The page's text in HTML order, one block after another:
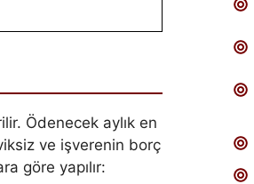
Ödenecek aylık en
ve işverenin borç
göre yapılır: